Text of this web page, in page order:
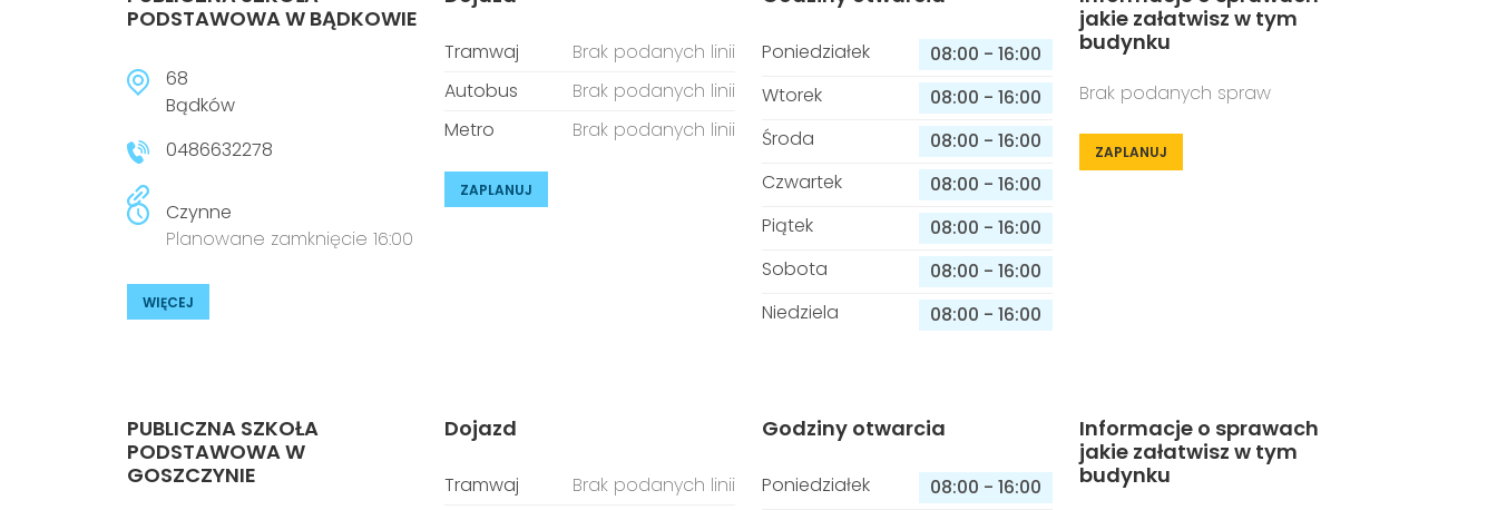
PODSTAWOWA W BĄDKOWIE
68
Bądków
0486632278
Czynne
Planowane zamknięcie 16:00
WIĘCEJ
Tramwaj
Brak podanych linii
Autobus
Brak podanych linii
Metro
Brak podanych linii
ZAPLANUJ
Poniedziałek 08:00 - 16:00
Wtorek
08:00 - 16:00
Środa
08:00 - 16:00
Czwartek
08:00 - 16:00
Piątek
08:00 - 16:00
Sobota
08:00 - 16:00
Niedziela
08:00 - 16:00
jakie załatwisz w tym
budynku
Brak podanych spraw
ZAPLANUJ
PUBLICZNA SZKOŁA
PODSTAWOWA W
GOSZCZYNIE
Dojazd
Tramwaj
Brak podanych linii
Godziny otwarcia
Poniedziałek 08:00 - 16:00
Informacje o sprawach
jakie załatwisz w tym
budynku